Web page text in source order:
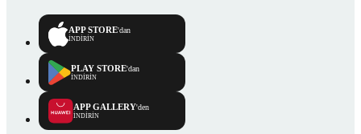
APP STORE'dan
İNDİRİN
PLAY STORE'dan
İNDİRİN
APP GALLERY'den
İNDİRİN